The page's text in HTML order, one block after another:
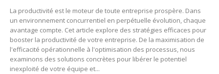
La productivité est le moteur de toute entreprise prospère. Dans
un environnement concurrentiel en perpétuelle évolution, chaque
avantage compte. Cet article explore des stratégies efficaces pour
booster la productivité de votre entreprise. De la maximisation de
l'efficacité opérationnelle à l'optimisation des processus, nous
examinons des solutions concrètes pour libérer le potentiel
inexploité de votre équipe et...